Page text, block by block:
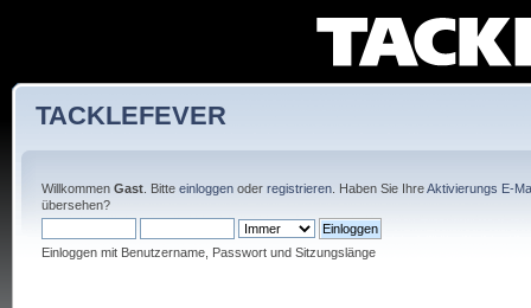
TACKLEFEVER
Willkommen Gast. Bitte einloggenoder registrieren. Haben Sie IhreAktivierungs E-
übersehen?
Einloggen mit Benutzername, Passwort und Sitzungslänge